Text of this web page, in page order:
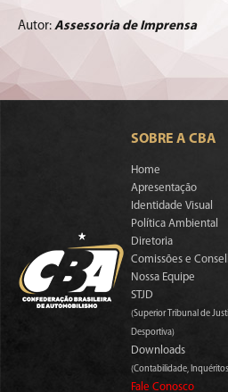
Autor: Assessoria de Imprensa
SOBRE A CBA
Home
Apresentação
Identidade Visual
Política Ambiental
Diretoria
Comissões e
Nossa Equipe
STJD
(Superior Tribunal de
Desportiva)
Downloads
(Contabilidade,
Fale Conosco